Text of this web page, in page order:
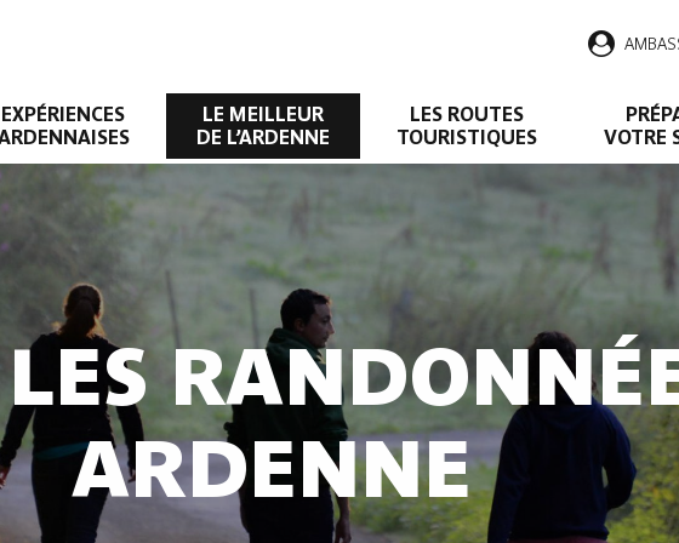
EXPÉRIENCES
LE MEILLEUR
DE L’ARDENNE
LES ROUTES
TOURISTIQUES
VOTRE
ARDENNE